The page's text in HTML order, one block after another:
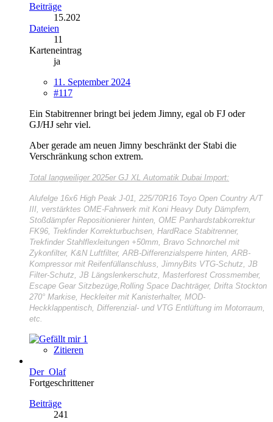
Beiträge
15.202
Dateien
11
Karteneintrag
ja
11. September 2024
#117
Ein Stabitrenner bringt bei jedem Jimny, egal ob FJ oder
GJ/HJ sehr viel.
Aber gerade am neuen Jimny beschränkt der Stabi die
Verschränkung schon extrem.
Total langweiliger 2025er GJ XL Automatik Dubai Import:
Alufelge 16x6 High Peak J-01, 225/70R16 Toyo Open Country A/T
III, verstärktes OME-Fahrwerk mit Koni Heavy Duty Dämpfern,
Stoßdämpfer Repositionierer hinten, OME Panhardstabkorrektur
FK96, Trekfinder Korrekturbuchsen, HardRace Stabitrenner,
Trekfinder Stahlflexleitungen +50mm, Bravo Schnorchel mit
Zykonfilter, K&N Luftfilter, ARB-Differenzialsperre hinten, ARB-
Kompressor mit Reifenfüllanschluss, JimnyBits VTG-Schutz, JB
Filter-Schutz, JB Längslenkerschutz, Masterforest Crossmember,
Escape Gear Sitzbezüge,Rolling Space Dachträger, Drifta Stockton
270° Markise, Heckleiter mit Kanisterhalter, MOD-
Heckklappentisch, Differenzial- und VTG Entlüftung im Motorraum,
etc.
1
Zitieren
Der_Olaf
Fortgeschrittener
Beiträge
241